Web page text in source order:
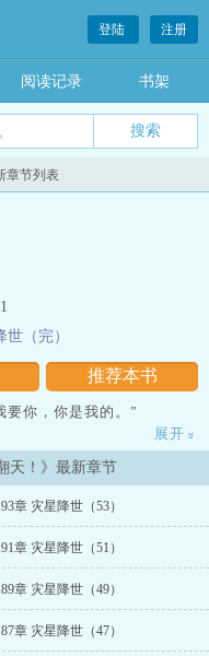
登陆 注册
阅读记录 书架
章节列表
推荐本书
（完）
要你，你是我的。”
。”
可爱回家，成为他的一生
展开 »
天！》最新章节
章 灾星降世（53）
章 灾星降世（51）
章 灾星降世（49）
章 灾星降世（47）